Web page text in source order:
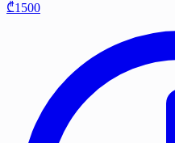
₾1500